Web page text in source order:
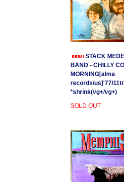
STACK
BAND - CHILLY
MORNING[alma
records/us]'77/
*shrink(vg+/vg+)
SOLD OUT